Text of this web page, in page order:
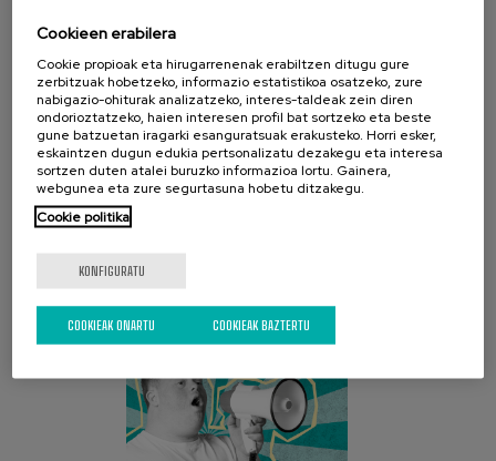
AZKEN KANPAINA
Cookieen erabilera
Cookie propioak eta hirugarrenenak erabiltzen ditugu gure
zerbitzuak hobetzeko, informazio estatistikoa osatzeko, zure
nabigazio-ohiturak analizatzeko, interes-taldeak zein diren
ondorioztatzeko, haien interesen profil bat sortzeko eta beste
gune batzuetan iragarki esanguratsuak erakusteko. Horri esker,
eskaintzen dugun edukia pertsonalizatu dezakegu eta interesa
sortzen duten atalei buruzko informazioa lortu. Gainera,
webgunea eta zure segurtasuna hobetu ditzakegu.
Cookie politika
KONFIGURATU
COOKIEAK BAZTERTU
COOKIEAK ONARTU